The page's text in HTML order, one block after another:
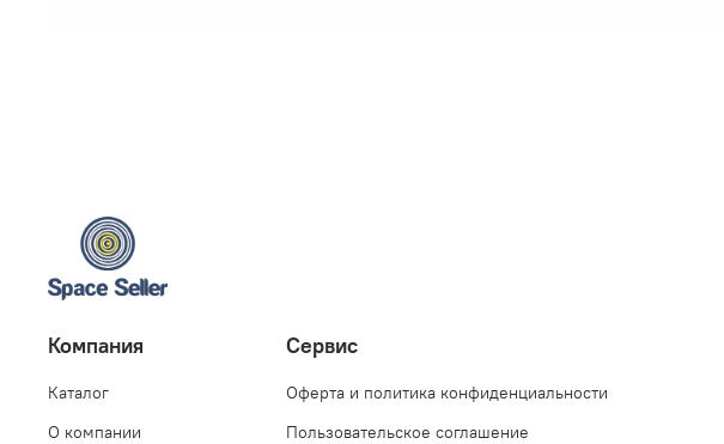
Компания
Каталог
О компании
Сервис
Оферта и политика конфиденциальности
Пользовательское соглашение